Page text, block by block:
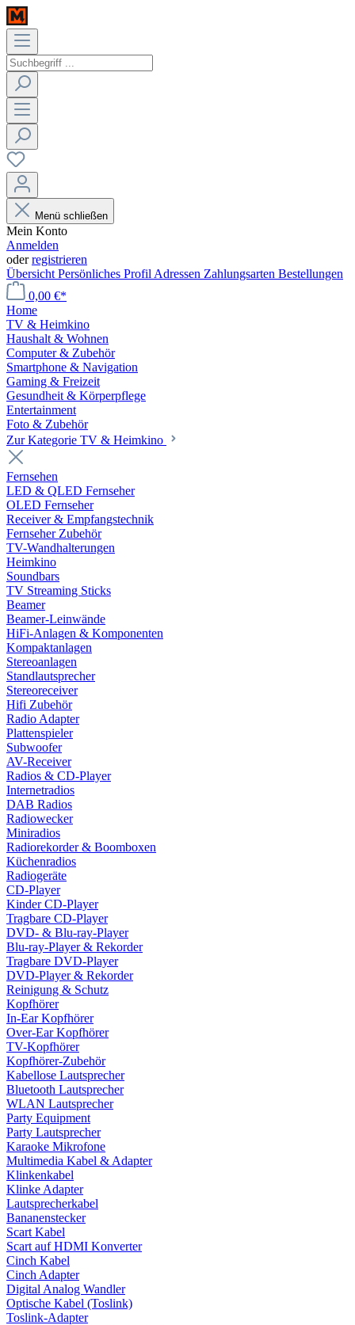
Menü schließen
Mein Konto
Anmelden
oderregistrieren
Übersicht Persönliches Profil Adressen Zahlungsarten Bestellungen
0,00 €*
Home
TV & Heimkino
Haushalt & Wohnen
Computer & Zubehör
Smartphone & Navigation
Gaming & Freizeit
Gesundheit & Körperpflege
Entertainment
Foto & Zubehör
Zur Kategorie TV & Heimkino
Fernsehen
LED & QLED Fernseher
OLED Fernseher
Receiver & Empfangstechnik
Fernseher Zubehör
TV-Wandhalterungen
Heimkino
Soundbars
TV Streaming Sticks
Beamer
Beamer-Leinwände
HiFi-Anlagen & Komponenten
Kompaktanlagen
Stereoanlagen
Standlautsprecher
Stereoreceiver
Hifi Zubehör
Radio Adapter
Plattenspieler
Subwoofer
AV-Receiver
Radios & CD-Player
Internetradios
DAB Radios
Radiowecker
Miniradios
Radiorekorder & Boomboxen
Küchenradios
Radiogeräte
CD-Player
Kinder CD-Player
Tragbare CD-Player
DVD- & Blu-ray-Player
Blu-ray-Player & Rekorder
Tragbare DVD-Player
DVD-Player & Rekorder
Reinigung & Schutz
Kopfhörer
In-Ear Kopfhörer
Over-Ear Kopfhörer
TV-Kopfhörer
Kopfhörer-Zubehör
Kabellose Lautsprecher
Bluetooth Lautsprecher
WLAN Lautsprecher
Party Equipment
Party Lautsprecher
Karaoke Mikrofone
Multimedia Kabel & Adapter
Klinkenkabel
Klinke Adapter
Lautsprecherkabel
Bananenstecker
Scart Kabel
Scart auf HDMI Konverter
Cinch Kabel
Cinch Adapter
Digital Analog Wandler
Optische Kabel (Toslink)
Toslink-Adapter